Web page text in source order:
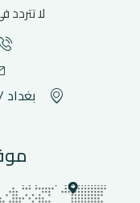
لا تتردد